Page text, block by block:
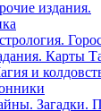
издания.
Карты
и
Загадки.